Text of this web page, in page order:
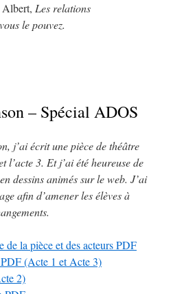
Les relations
le pouvez.
– Spécial ADOS
j’ai écrit une pièce de théâtre
l’acte 3. Et j’ai été heureuse de
dessins animés sur le web. J’ai
afin d’amener les élèves à
de la pièce et des acteurs PDF
(Acte 1 et Acte 3)
2)